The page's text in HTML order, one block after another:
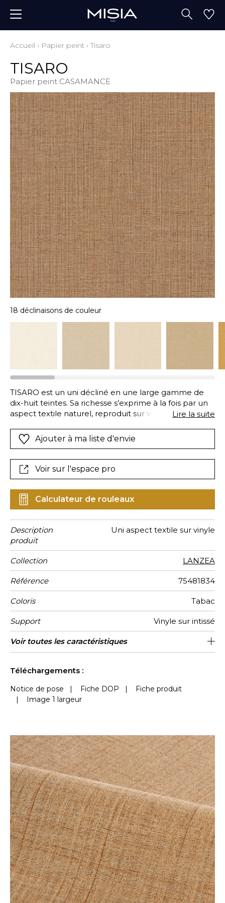
Accueil › Papier peint ›Tisaro
TISARO
Papier peint CASAMANCE
18 déclinaisons de couleur
TISARO est un uni décliné en une large gamme de
dix-huit teintes. Sa richesse s’exprime à la fois par un
aspect textile naturel, reproduit sur vinyle, et par la
dessins LANZEA et ALISIO.
Lire la suite
Ajouter à ma liste d'envie
Voir sur l'espace pro
Calculateur de rouleaux
Description
produit
Uni aspect textile sur vinyle
Collection LANZEA
Référence 75481834
Coloris Tabac
Support Vinyle sur intissé
Grain Aspect textile
Largeur d’un
rouleau
70 cm / 28 inches
Longueur
Vendu au rouleau de 10.05m / 11
yards
Raccord - Lés inversés
Rapport
Vertical
0cm / 0 pouces
Poids g/m² 330
Entretien Lessivable
Pose colle Encollage du mur
Dépose Arrachage à sec
Norme COV A+
ASTME84 Class A
Norme
euroclass
B s2 d0
Pays
d'origine
Italie
Voir toutes les caractéristiques
Téléchargements :
Notice de pose | Fiche DOP |
Fiche produit
| Image 1 largeur